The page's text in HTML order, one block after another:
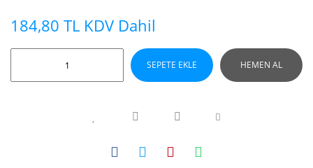
184,80 TL KDV Dahil
SEPETE EKLE HEMEN AL